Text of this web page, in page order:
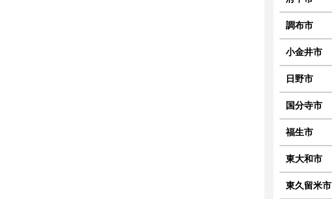
調布市
小金井市
日野市
国分寺市
福生市
東大和市
東久留米市